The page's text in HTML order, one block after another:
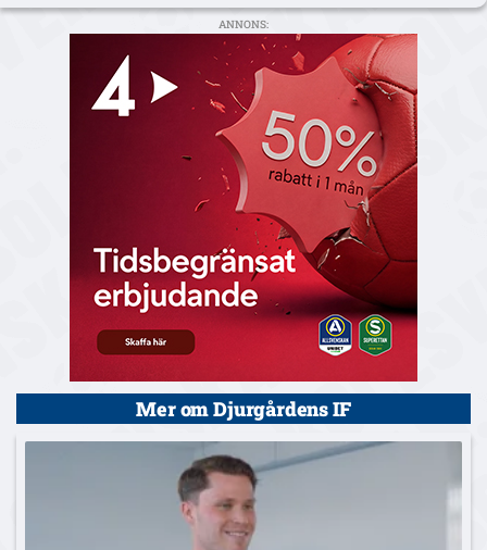
ANNONS:
Mer om Djurgårdens IF